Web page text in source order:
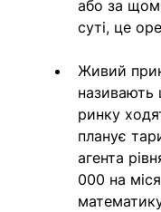
або за
суті, це
Живий
ринку
планує
агента
000 на